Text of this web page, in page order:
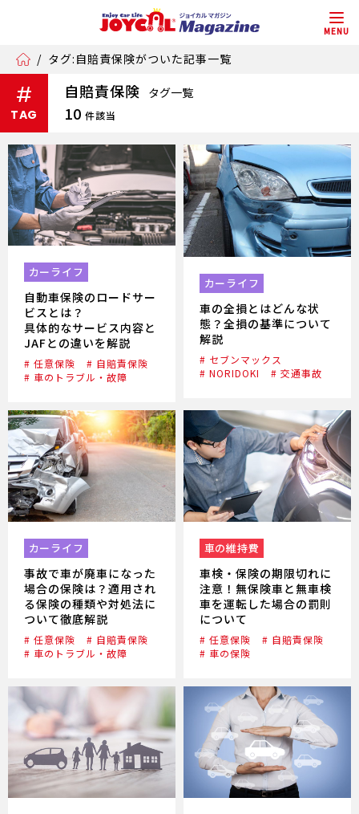
MENU
/ タグ:自賠責保険がついた記事一覧
#
TAG
自賠責保険 タグ一覧
10件該当
カーライフ
自動車保険のロードサー
ビスとは？
具体的なサービス内容と
JAFとの違いを解説
# 任意保険
# 自賠責保険
# 車のトラブル・故障
カーライフ
車の全損とはどんな状
態？全損の基準について
解説
# セブンマックス
# NORIDOKI
# 交通事故
カーライフ
事故で車が廃車になった
場合の保険は？適用され
る保険の種類や対処法に
ついて徹底解説
# 任意保険
# 自賠責保険
# 車のトラブル・故障
車の維持費
車検・保険の期限切れに
注意！無保険車と無車検
車を運転した場合の罰則
について
# 任意保険
# 自賠責保険
# 車の保険